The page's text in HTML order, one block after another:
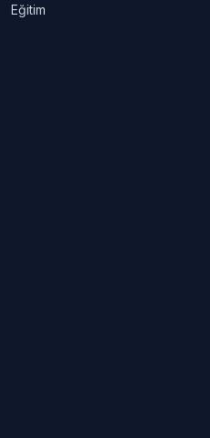
Eğitim